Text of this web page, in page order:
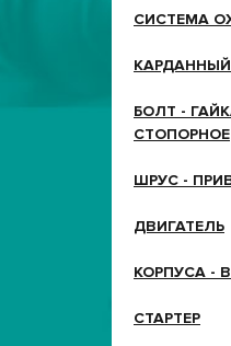
СИСТЕМА
БОЛТ -
СТОПОРНОЕ
ШРУС -
ДВИГАТЕЛЬ
КОРПУСА -
СТАРТЕР